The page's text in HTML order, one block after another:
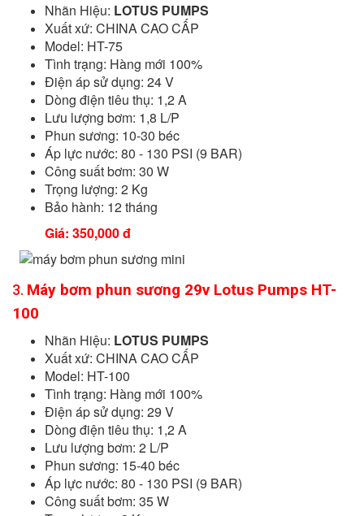
Nhãn Hiệu: LOTUS PUMPS
Xuất xứ: CHINA CAO CẤP
Model: HT-75
Tình trạng: Hàng mới 100%
Điện áp sử dụng: 24 V
Dòng điện tiêu thụ: 1,2 A
Lưu lượng bơm: 1,8 L/P
Phun sương: 10-30 béc
Áp lực nước: 80 - 130 PSI (9 BAR)
Công suất bơm: 30 W
Trọng lượng: 2 Kg
Bảo hành: 12 tháng
Giá: 350,000 đ
3. Máy bơm phun sương 29v Lotus Pumps HT-
100
Nhãn Hiệu: LOTUS PUMPS
Xuất xứ: CHINA CAO CẤP
Model: HT-100
Tình trạng: Hàng mới 100%
Điện áp sử dụng: 29 V
Dòng điện tiêu thụ: 1,2 A
Lưu lượng bơm: 2 L/P
Phun sương: 15-40 béc
Áp lực nước: 80 - 130 PSI (9 BAR)
Công suất bơm: 35 W